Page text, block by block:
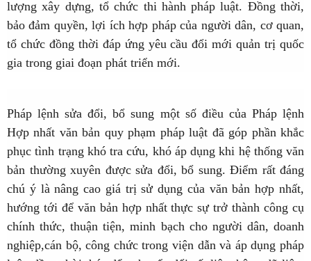
lượng xây dựng, tổ chức thi hành pháp luật. Đồng thời,
bảo đảm quyền, lợi ích hợp pháp của người dân, cơ quan,
tổ chức đồng thời đáp ứng yêu cầu đổi mới quản trị quốc
gia trong giai đoạn phát triển mới.
Pháp lệnh sửa đổi, bổ sung một số điều của Pháp lệnh
Hợp nhất văn bản quy phạm pháp luật đã góp phần khắc
phục tình trạng khó tra cứu, khó áp dụng khi hệ thống văn
bản thường xuyên được sửa đổi, bổ sung. Điểm rất đáng
chú ý là nâng cao giá trị sử dụng của văn bản hợp nhất,
hướng tới để văn bản hợp nhất thực sự trở thành công cụ
chính thức, thuận tiện, minh bạch cho người dân, doanh
nghiệp,cán bộ, công chức trong viện dẫn và áp dụng pháp